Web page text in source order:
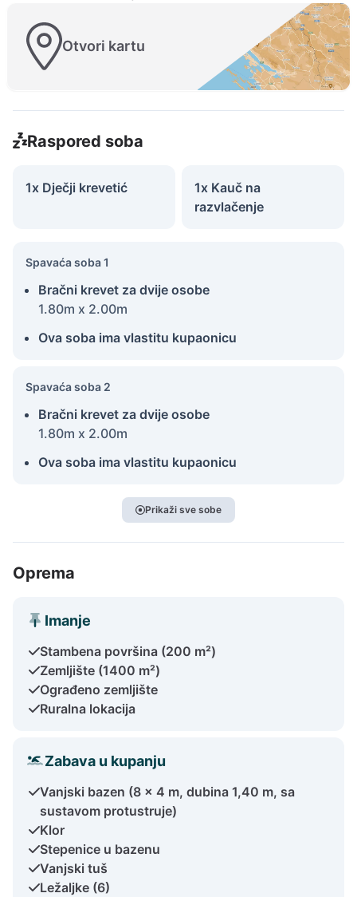
Otvori kartu
Raspored soba
1x Dječji krevetić
1x Kauč na
razvlačenje
Spavaća soba 1
Bračni krevet za dvije osobe
1.80m x 2.00m
Ova soba ima vlastitu kupaonicu
Spavaća soba 2
Bračni krevet za dvije osobe
1.80m x 2.00m
Ova soba ima vlastitu kupaonicu
Prikaži sve sobe
Oprema
Imanje
Stambena površina (200 m²)
Zemljište (1400 m²)
Ograđeno zemljište
Ruralna lokacija
Zabava u kupanju
Vanjski bazen (8 x 4 m, dubina 1,40 m, sa
sustavom protustruje)
Klor
Stepenice u bazenu
Vanjski tuš
Ležaljke (6)